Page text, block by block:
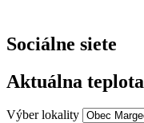
Sociálne siete
Aktuálna teplota
Výber lokality